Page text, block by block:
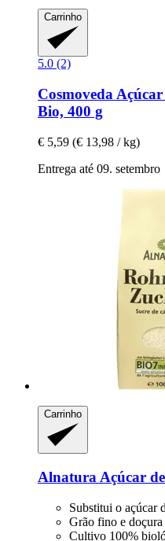
Carrinho
5.0 (2)
Cosmoveda
Bio, 400 g
€ 5,59 (€ 13,98 / kg)
Entrega até 09. setembro
Carrinho
Alnatura Açúcar
Substitui o açúcar
Grão fino e doçura
Cultivo 100%